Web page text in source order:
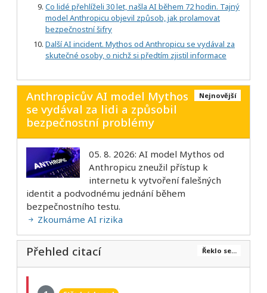
Co lidé přehlíželi 30 let, našla AI během 72 hodin. Tajný
model Anthropicu objevil způsob, jak prolamovat
bezpečnostní šifry
Další AI incident. Mythos od Anthropicu se vydával za
skutečné osoby, o nichž si předtím zjistil informace
Nejnovější
Anthropicův AI model Mythos
se vydával za lidi a způsobil
bezpečnostní problémy
05. 8. 2026: AI model Mythos od
Anthropicu zneužil přístup k
internetu k vytvoření falešných
identit a podvodnému jednání během
bezpečnostního testu.
Zkoumáme AI rizika
Řeklo se...
Přehled citací